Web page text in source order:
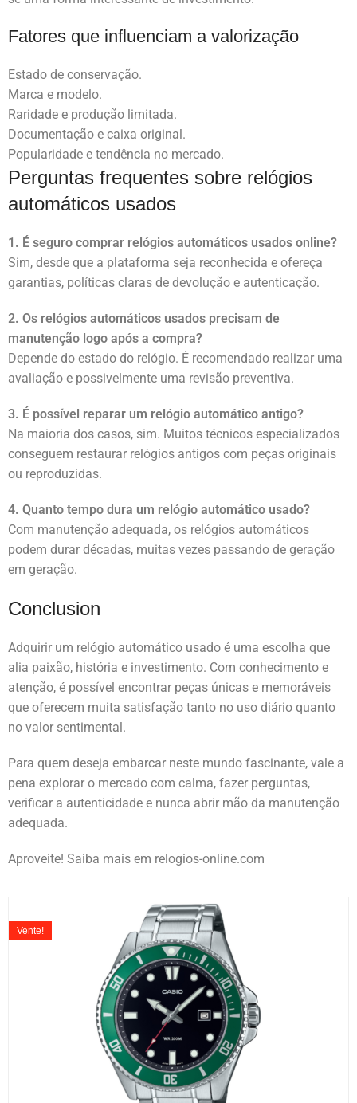
Fatores que influenciam a valorização
Estado de conservação.
Marca e modelo.
Raridade e produção limitada.
Documentação e caixa original.
Popularidade e tendência no mercado.
Perguntas frequentes sobre relógios
automáticos usados
1. É seguro comprar relógios automáticos usados online?
Sim, desde que a plataforma seja reconhecida e ofereça
garantias, políticas claras de devolução e autenticação.
2. Os relógios automáticos usados precisam de
manutenção logo após a compra?
Depende do estado do relógio. É recomendado realizar uma
avaliação e possivelmente uma revisão preventiva.
3. É possível reparar um relógio automático antigo?
Na maioria dos casos, sim. Muitos técnicos especializados
conseguem restaurar relógios antigos com peças originais
ou reproduzidas.
4. Quanto tempo dura um relógio automático usado?
Com manutenção adequada, os relógios automáticos
podem durar décadas, muitas vezes passando de geração
em geração.
Conclusion
Adquirir um relógio automático usado é uma escolha que
alia paixão, história e investimento. Com conhecimento e
atenção, é possível encontrar peças únicas e memoráveis
que oferecem muita satisfação tanto no uso diário quanto
no valor sentimental.
Para quem deseja embarcar neste mundo fascinante, vale a
pena explorar o mercado com calma, fazer perguntas,
verificar a autenticidade e nunca abrir mão da manutenção
adequada.
Aproveite! Saiba mais em relogios-online.com
Vente!